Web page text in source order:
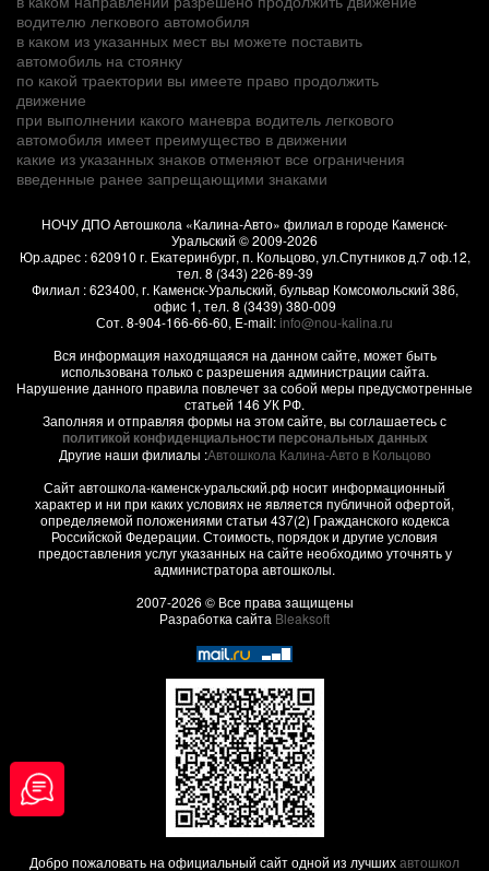
водителю легкового автомобиля
в каком из указанных мест вы можете поставить
автомобиль на стоянку
по какой траектории вы имеете право продолжить
движение
при выполнении какого маневра водитель легкового
автомобиля имеет преимущество в движении
какие из указанных знаков отменяют все ограничения
введенные ранее запрещающими знаками
НОЧУ ДПО Автошкола «Калина-Авто» филиал в городе Каменск-
Уральский © 2009-2026
Юр.адрес :620910 г. Екатеринбург, п. Кольцово, ул.Спутников д.7 оф.12,
тел. 8 (343) 226-89-39
Филиал :623400, г. Каменск-Уральский, бульвар Комсомольский 38б,
офис 1, тел. 8 (3439) 380-009
Сот. 8-904-166-66-60, E-mail:info@nou-kalina.ru
Вся информация находящаяся на данном сайте, может быть
использована только с разрешения администрации сайта.
Нарушение данного правила повлечет за собой меры предусмотренные
статьей 146 УК РФ.
Заполняя и отправляя формы на этом сайте, вы соглашаетесь с
политикой конфиденциальности персональных данных
Другие наши филиалы :Автошкола Калина-Авто в Кольцово
Сайт автошкола-каменск-уральский.рф носит информационный
характер и ни при каких условиях не является публичной офертой,
определяемой положениями статьи 437(2) Гражданского кодекса
Российской Федерации. Стоимость, порядок и другие условия
предоставления услуг указанных на сайте необходимо уточнять у
администратора автошколы.
2007-2026 © Все права защищены
Разработка сайта Bleaksoft
Добро пожаловать на официальный сайт одной из лучшихавтошкол